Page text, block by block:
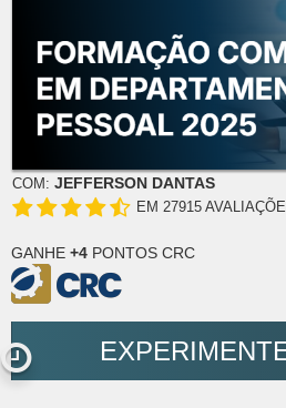
COM: JEFFERSON DANTAS
EM 27915
GANHE +4 PONTOS CRC